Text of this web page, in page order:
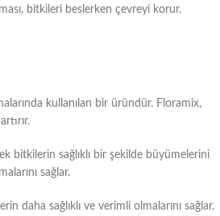
bitkileri beslerken çevreyi korur.
kullanılan bir üründür. Floramix,
bitkilerin sağlıklı bir şekilde büyümelerini
sağlar.
daha sağlıklı ve verimli olmalarını sağlar.